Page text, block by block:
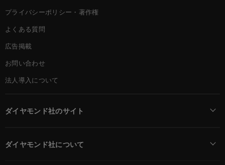
プライバシーポリシー・著作権
よくある質問
広告掲載
お問い合わせ
法人導入について
ダイヤモンド社のサイト
ダイヤモンド社について